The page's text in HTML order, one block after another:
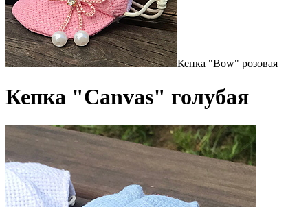
Кепка "Bow" розовая
Кепка "Canvas" голубая